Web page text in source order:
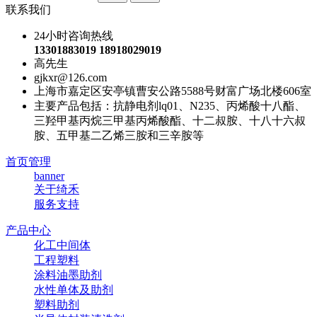
联系我们
24小时咨询热线
13301883019 18918029019
高先生
gjkxr@126.com
上海市嘉定区安亭镇曹安公路5588号财富广场北楼606室
主要产品包括：抗静电剂lq01、N235、丙烯酸十八酯、
三羟甲基丙烷三甲基丙烯酸酯、十二叔胺、十八十六叔
胺、五甲基二乙烯三胺和三辛胺等
首页管理
banner
关于绮禾
服务支持
产品中心
化工中间体
工程塑料
涂料油墨助剂
水性单体及助剂
塑料助剂